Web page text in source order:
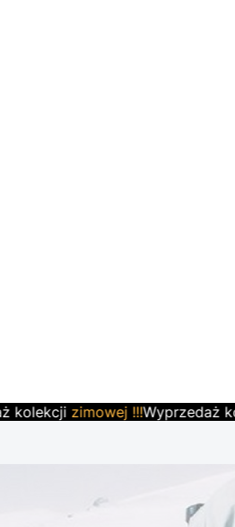
zimowej !!!Wyprzedaż